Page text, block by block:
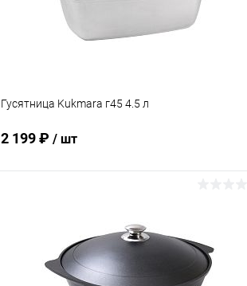
Гусятница Kukmara г45 4.5 л
2 199 ₽ / шт
Купить в 1 клик К сравнению
В избранное В наличии